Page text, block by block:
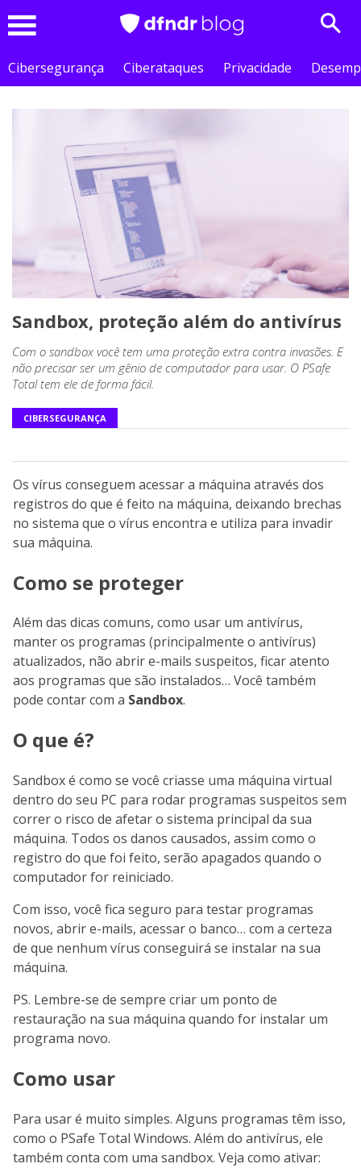
Cibersegurança
Ciberataques Privacidade
Sandbox, proteção além do antivírus
Com o sandbox você tem uma proteção extra contra invasões. E
não precisar ser um gênio de computador para usar. O PSafe
Total tem ele de forma fácil.
CIBERSEGURANÇA
Os vírus conseguem acessar a máquina através dos
registros do que é feito na máquina, deixando brechas
no sistema que o vírus encontra e utiliza para invadir
sua máquina.
Como se proteger
Além das dicas comuns, como usar um antivírus,
manter os programas (principalmente o antivírus)
atualizados, não abrir e-mails suspeitos, ficar atento
aos programas que são instalados… Você também
pode contar com a Sandbox.
O que é?
Sandbox é como se você criasse uma máquina virtual
dentro do seu PC para rodar programas suspeitos sem
correr o risco de afetar o sistema principal da sua
máquina. Todos os danos causados, assim como o
registro do que foi feito, serão apagados quando o
computador for reiniciado.
Com isso, você fica seguro para testar programas
novos, abrir e-mails, acessar o banco… com a certeza
de que nenhum vírus conseguirá se instalar na sua
máquina.
PS. Lembre-se de sempre criar um ponto de
restauração na sua máquina quando for instalar um
programa novo.
Como usar
Para usar é muito simples. Alguns programas têm isso,
como o PSafe Total Windows. Além do antivírus, ele
também conta com uma sandbox. Veja como ativar: